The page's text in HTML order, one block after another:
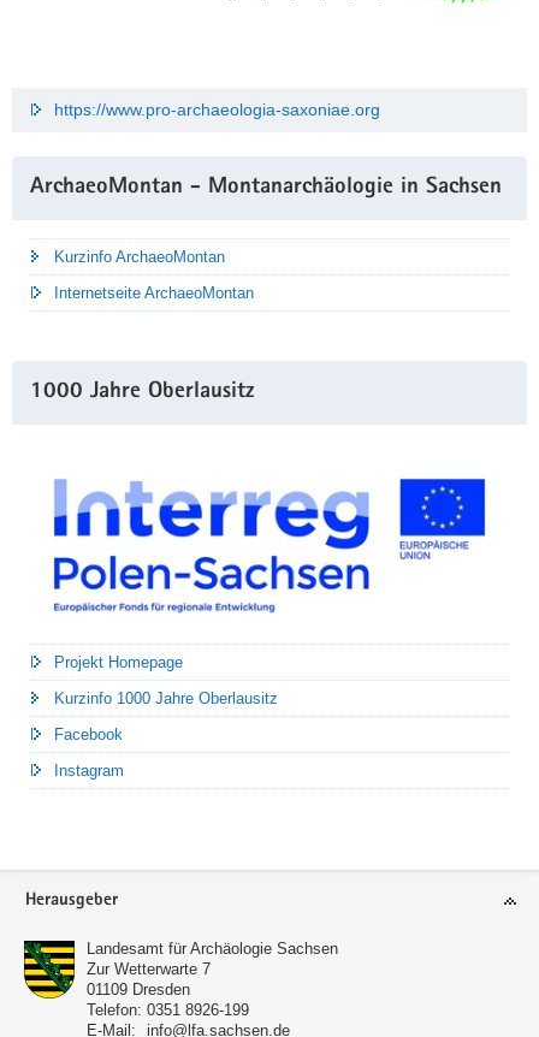
https://www.pro-archaeologia-saxoniae.org
ArchaeoMontan - Montanarchäologie in Sachsen
Kurzinfo ArchaeoMontan
Internetseite ArchaeoMontan
1000 Jahre Oberlausitz
Projekt Homepage
Kurzinfo 1000 Jahre Oberlausitz
Facebook
Instagram
Footer-
Herausgeber
Landesamt für Archäologie Sachsen
Zur Wetterwarte 7
01109 Dresden
Telefon: 0351 8926-199
E-Mail:
info@lfa.sachsen.de